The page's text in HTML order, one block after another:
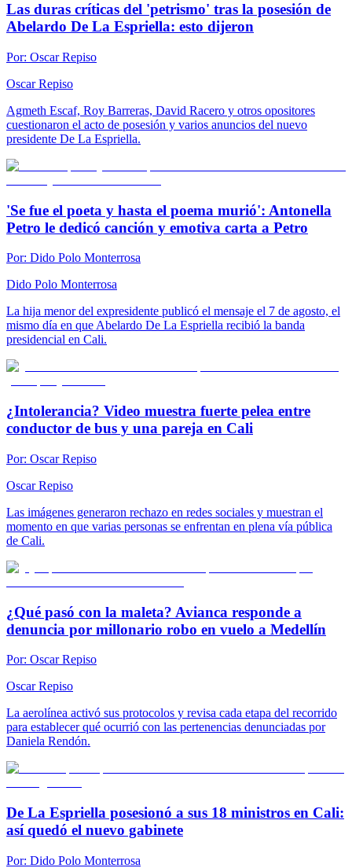
Las duras críticas del 'petrismo' tras la posesión de
Abelardo De La Espriella: esto dijeron
Por: Oscar Repiso
Oscar Repiso
Agmeth Escaf, Roy Barreras, David Racero y otros opositores
cuestionaron el acto de posesión y varios anuncios del nuevo
presidente De La Espriella.
'Se fue el poeta y hasta el poema murió': Antonella
Petro le dedicó canción y emotiva carta a Petro
Por: Dido Polo Monterrosa
Dido Polo Monterrosa
La hija menor del expresidente publicó el mensaje el 7 de agosto, el
mismo día en que Abelardo De La Espriella recibió la banda
presidencial en Cali.
¿Intolerancia? Video muestra fuerte pelea entre
conductor de bus y una pareja en Cali
Por: Oscar Repiso
Oscar Repiso
Las imágenes generaron rechazo en redes sociales y muestran el
momento en que varias personas se enfrentan en plena vía pública
de Cali.
¿Qué pasó con la maleta? Avianca responde a
denuncia por millonario robo en vuelo a Medellín
Por: Oscar Repiso
Oscar Repiso
La aerolínea activó sus protocolos y revisa cada etapa del recorrido
para establecer qué ocurrió con las pertenencias denunciadas por
Daniela Rendón.
De La Espriella posesionó a sus 18 ministros en Cali:
así quedó el nuevo gabinete
Por: Dido Polo Monterrosa